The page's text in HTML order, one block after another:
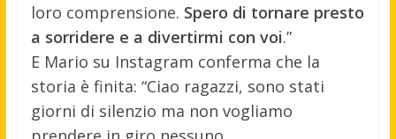
loro comprensione. Spero di tornare presto
a sorridere e a divertirmi con voi.”
E Mario su Instagram conferma che la
storia è finita: “Ciao ragazzi, sono stati
giorni di silenzio ma non vogliamo